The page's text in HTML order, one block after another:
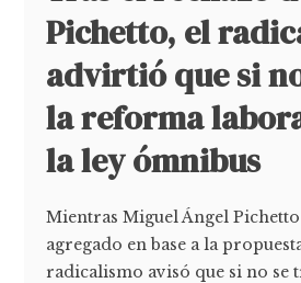
Pichetto, el
advirtió que si
la reforma
la ley ómnibus
Mientras Miguel Ángel
agregado en base a la
radicalismo avisó que si no se